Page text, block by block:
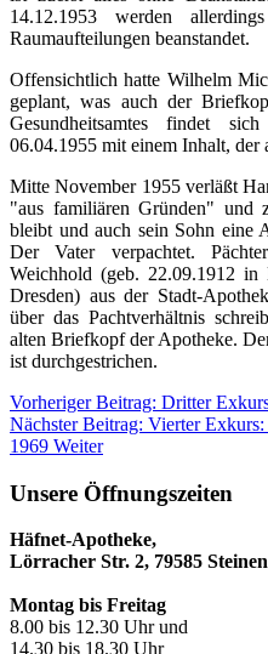
14.12.1953 werden
Raumaufteilungen beanstandet.
Offensichtlich hatte Wilhelm
geplant, was auch der
Gesundheitsamtes findet
06.04.1955 mit einem Inhalt, der
Mitte November 1955 verläßt
"aus familiären Gründen" und
bleibt und auch sein Sohn eine
Der Vater verpachtet.
Weichhold (geb. 22.09.1912
Dresden) aus der Stadt-
über das Pachtverhältnis
alten Briefkopf der Apotheke.
ist durchgestrichen.
Vorheriger Beitrag: Dritter
Nächster Beitrag: Vierter
1969 Weiter
Unsere Öffnungszeiten
Häfnet-Apotheke,
Lörracher Str. 2, 79585 Steinen
Montag bis Freitag
8.00 bis 12.30 Uhr und
14.30 bis 18.30 Uhr